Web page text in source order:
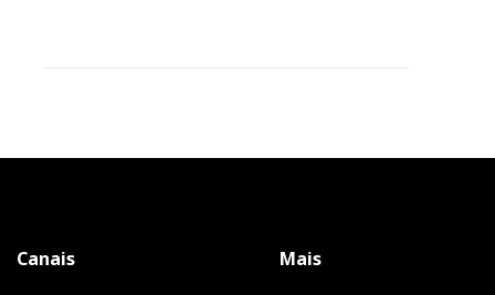
Canais Mais